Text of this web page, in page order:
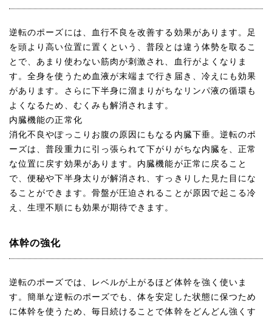
逆転のポーズには、血行不良を改善する効果があります。足
を頭より高い位置に置くという、普段とは違う体勢を取るこ
とで、あまり使わない筋肉が刺激され、血行がよくなりま
す。全身を使うため血液が末端まで行き届き、冷えにも効果
があります。さらに下半身に溜まりがちなリンパ液の循環も
よくなるため、むくみも解消されます。
内臓機能の正常化
消化不良やぽっこりお腹の原因にもなる内臓下垂。逆転のポ
ーズは、普段重力に引っ張られて下がりがちな内臓を、正常
な位置に戻す効果があります。内臓機能が正常に戻ること
で、便秘や下半身太りが解消され、すっきりした見た目にな
ることができます。骨盤が圧迫されることが原因で起こる冷
え、生理不順にも効果が期待できます。
体幹の強化
逆転のポーズでは、レベルが上がるほど体幹を強く使いま
す。簡単な逆転のポーズでも、体を安定した状態に保つため
に体幹を使うため、毎日続けることで体幹をどんどん強くす